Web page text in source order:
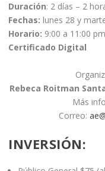
Duración: 2 días – 2
Fechas: lunes 28 y
Horario: 9:00 a 11:00 pm
Certificado Digital
Rebeca Roitman
Más
Correo:
INVERSIÓN: